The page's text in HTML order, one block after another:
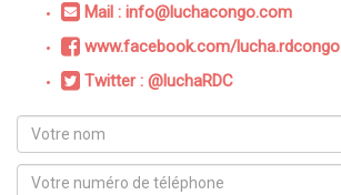
Mail : info@luchacongo.com
www.facebook.com/lucha.rdcongo
Twitter : @luchaRDC